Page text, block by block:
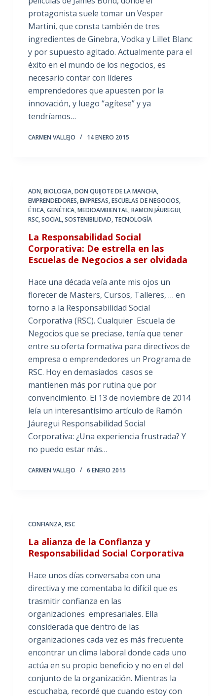
protagonista suele tomar un Vesper
Martini, que consta también de tres
ingredientes de Ginebra, Vodka y Lillet Blanc
y por supuesto agitado. Actualmente para el
éxito en el mundo de los negocios, es
necesario contar con líderes
emprendedores que apuesten por la
innovación, y luego “agítese” y ya
tendríamos…
CARMEN VALLEJO 14 ENERO 2015
ADN,BIOLOGIA,DON QUIJOTE DE LA MANCHA,
EMPRENDEDORES,EMPRESAS,ESCUELAS DE NEGOCIOS,
ÉTICA,GENÉTICA,MEDIOAMBIENTAL,RAMON JÁUREGUI,
RSC,SOCIAL,SOSTENIBILIDAD, TECNOLOGÍA
La Responsabilidad Social
Corporativa: De estrella en las
Escuelas de Negocios a ser olvidada
Hace una década veía ante mis ojos un
florecer de Masters, Cursos, Talleres, … en
torno a la Responsabilidad Social
Corporativa (RSC). Cualquier Escuela de
Negocios que se preciase, tenía que tener
entre su oferta formativa para directivos de
empresa o emprendedores un Programa de
RSC. Hoy en demasiados casos se
mantienen más por rutina que por
convencimiento. El 13 de noviembre de 2014
leía un interesantísimo artículo de Ramón
Jáuregui Responsabilidad Social
Corporativa: ¿Una experiencia frustrada? Y
no puedo estar más…
CARMEN VALLEJO 6 ENERO 2015
CONFIANZA,RSC
La alianza de la Confianza y
Responsabilidad Social Corporativa
Hace unos días conversaba con una
directiva y me comentaba lo difícil que es
trasmitir confianza en las
organizaciones empresariales. Ella
considerada que dentro de las
organizaciones cada vez es más frecuente
encontrar un clima laboral donde cada uno
actúa en su propio beneficio y no en el del
conjunto de la organización. Mientras la
escuchaba, recordé que cuando estoy con